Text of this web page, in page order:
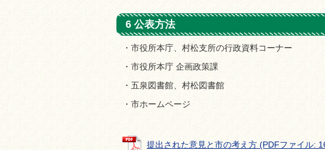
6 公表方法
・市役所本庁、村松支所の行政資料コーナー
・市役所本庁 企画政策課
・五泉図書館、村松図書館
・市ホームページ
提出された意見と市の考え方 (PDFファイル: